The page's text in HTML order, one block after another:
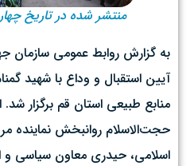
منتشر شده در تاریخ چهارشنبه ۲۸
به گزارش روابط عمومی سازمان
آیین استقبال و وداع با شهید
منابع طبیعی استان قم برگزار
حجت‌الاسلام روانبخش نماینده
اسلامی، حیدری معاون سیاسی و